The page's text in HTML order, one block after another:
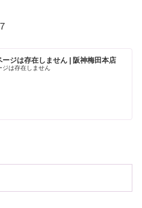
ージは存在しません | 阪神梅田本店
ジは存在しません